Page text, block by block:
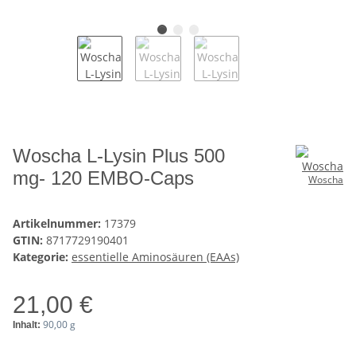
Woscha
Woscha L-Lysin Plus 500
mg- 120 EMBO-Caps
Artikelnummer: 17379
GTIN: 8717729190401
Kategorie: essentielle Aminosäuren (EAAs)
21,00 €
Inhalt: 90,00 g